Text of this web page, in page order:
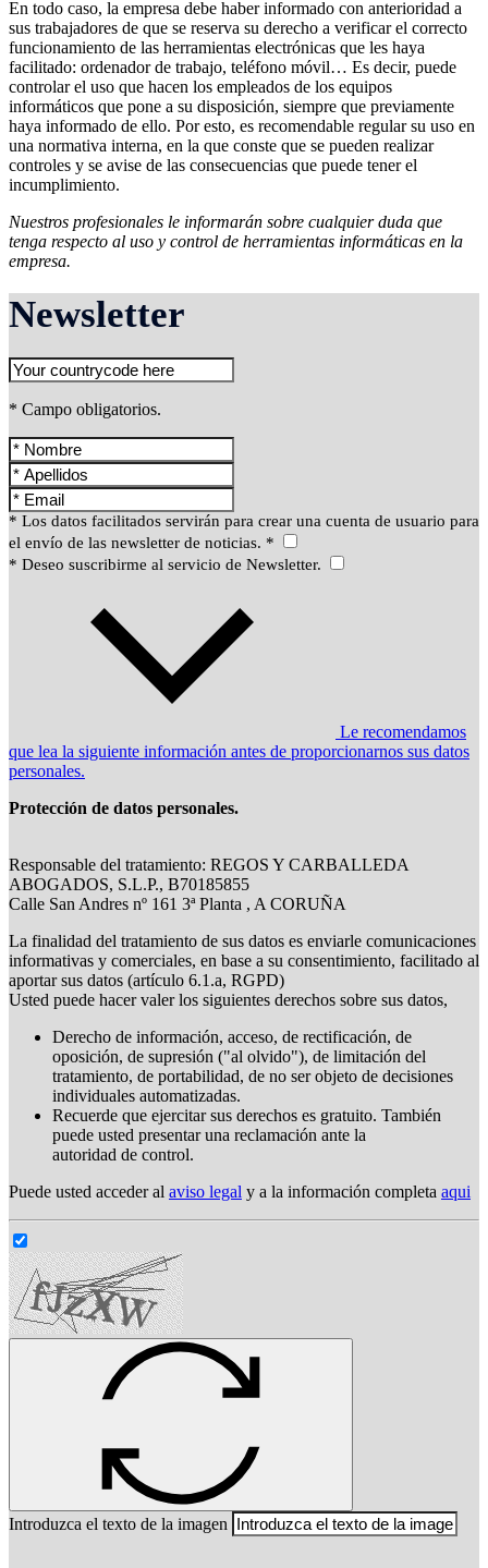
En todo caso, la empresa debe haber informado con anterioridad a
sus trabajadores de que se reserva su derecho a verificar el correcto
funcionamiento de las herramientas electrónicas que les haya
facilitado: ordenador de trabajo, teléfono móvil… Es decir, puede
controlar el uso que hacen los empleados de los equipos
informáticos que pone a su disposición, siempre que previamente
haya informado de ello. Por esto, es recomendable regular su uso en
una normativa interna, en la que conste que se pueden realizar
controles y se avise de las consecuencias que puede tener el
incumplimiento.
Nuestros profesionales le informarán sobre cualquier duda que
tenga respecto al uso y control de herramientas informáticas en la
empresa.
Newsletter
* Campo obligatorios.
* Los datos facilitados servirán para crear una cuenta de usuario para
el envío de las newsletter de noticias. *
* Deseo suscribirme al servicio de Newsletter.
Le recomendamos
que lea la siguiente información antes de proporcionarnos sus datos
personales.
Protección de datos personales.
Responsable del tratamiento: REGOS Y CARBALLEDA
ABOGADOS, S.L.P., B70185855
Calle San Andres nº 161 3ª Planta , A CORUÑA
La finalidad del tratamiento de sus datos es enviarle comunicaciones
informativas y comerciales, en base a su consentimiento, facilitado al
aportar sus datos (artículo 6.1.a, RGPD)
Usted puede hacer valer los siguientes derechos sobre sus datos,
Derecho de información, acceso, de rectificación, de
oposición, de supresión ("al olvido"), de limitación del
tratamiento, de portabilidad, de no ser objeto de decisiones
individuales automatizadas.
Recuerde que ejercitar sus derechos es gratuito. También
puede usted presentar una reclamación ante la
autoridad de control.
Puede usted acceder al aviso legal y a la información completa aqui
Introduzca el texto de la imagen